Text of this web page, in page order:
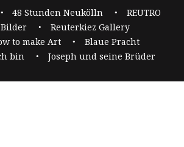
48 Stunden Neukölln
REUTRO
Bilder
Reuterkiez Gallery
to make Art
Blaue Pracht
bin
Joseph und seine Brüder